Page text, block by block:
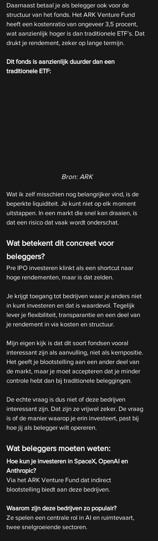
Daarnaast betaal je als belegger ook voor de
structuur van het fonds. Het ARK Venture Fund
heeft een kostenratio van ongeveer 3,5 procent,
wat aanzienlijk hoger is dan traditionele ETF’s. Dat
drukt je rendement, zeker op lange termijn.
Dit fonds is aanzienlijk duurder dan een
traditionele ETF:
Bron: ARK
Wat ik zelf misschien nog belangrijker vind, is de
beperkte liquiditeit. Je kunt niet op elk moment
uitstappen. In een markt die snel kan draaien, is
dat een risico dat vaak wordt onderschat.
Wat betekent dit concreet voor
beleggers?
Pre IPO investeren klinkt als een shortcut naar
hoge rendementen, maar is dat zelden.
Je krijgt toegang tot bedrijven waar je anders niet
in kunt investeren en dat is waardevol. Tegelijk
lever je flexibiliteit, transparantie en een deel van
je rendement in via kosten en structuur.
Mijn eigen kijk is dat dit soort fondsen vooral
interessant zijn als aanvulling, niet als kernpositie.
Het geeft je blootstelling aan een ander deel van
de markt, maar je moet accepteren dat je minder
controle hebt dan bij traditionele beleggingen.
De echte vraag is dus niet of deze bedrijven
interessant zijn. Dat zijn ze vrijwel zeker. De vraag
is of de manier waarop je erin investeert, past bij
hoe jij als belegger wilt opereren.
Wat beleggers moeten weten:
Hoe kun je investeren in SpaceX, OpenAI en
Anthropic?
Via het ARK Venture Fund dat indirect
blootstelling biedt aan deze bedrijven.
Waarom zijn deze bedrijven zo populair?
Ze spelen een centrale rol in AI en ruimtevaart,
twee snelgroeiende sectoren.